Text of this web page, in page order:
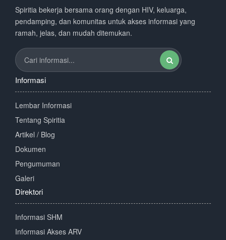
Spiritia bekerja bersama orang dengan HIV, keluarga,
pendamping, dan komunitas untuk akses informasi yang
ramah, jelas, dan mudah ditemukan.
Informasi
Lembar Informasi
Tentang Spiritia
Artikel / Blog
Dokumen
Pengumuman
Galeri
Direktori
Informasi SHM
Informasi Akses ARV